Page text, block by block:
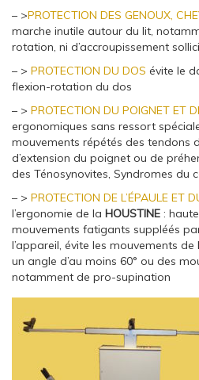
– >PROTECTION DES GENOUX,
marche inutile autour du lit,
rotation, ni d’accroupissement
– > PROTECTION DU DOS évite le
flexion-rotation du dos
– > PROTECTION DU POIGNET ET
ergonomiques sans ressort
mouvements répétés des tendons
d’extension du poignet ou de
des Ténosynovites, Syndromes du
– > PROTECTION DE L’ÉPAULE ET
l’ergonomie de la HOUSTINE :
mouvements fatigants suppléés
l’appareil, évite les mouvements de
un angle d’au moins 60° ou des
notamment de pro-supination